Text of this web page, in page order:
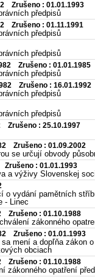
Zrušeno : 01.01.1993
předpisů
Zrušeno : 01.11.1991
předpisů
předpisů
Zrušeno : 01.01.1985
předpisů
Zrušeno : 16.01.1992
předpisů
předpisů
Zrušeno : 25.10.1997
Zrušeno : 01.09.2002
se určují obvody
: 01.01.1993
a výživy Slovenskej
o vydání pamětních
- Linec
Zrušeno : 01.10.1988
zákonného
Zrušeno : 01.01.1993
mení a dopľňa zákon
obciach
Zrušeno : 01.10.1988
zákonného opatření